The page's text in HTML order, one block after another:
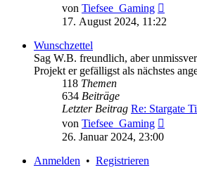
von Tiefsee_Gaming
Beitrag
17. August 2024, 11:22
Wunschzettel
Sag W.B. freundlich, aber
Projekt er gefälligst als nächstes
118 Themen
634 Beiträge
Letzter Beitrag Re: Stargate
von Tiefsee_Gaming
26. Januar 2024, 23:00
Anmelden • Registrieren